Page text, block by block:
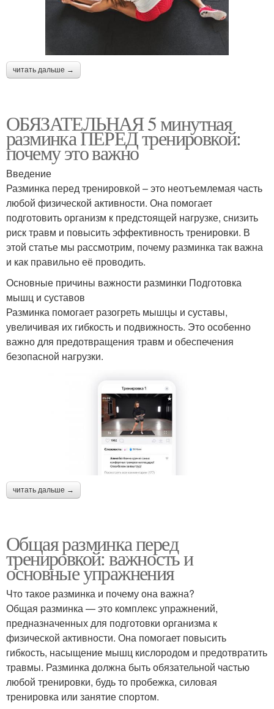
читать дальше →
ОБЯЗАТЕЛЬНАЯ 5 минутная
разминка ПЕРЕД тренировкой:
почему это важно
Введение
Разминка перед тренировкой – это неотъемлемая часть
любой физической активности. Она помогает
подготовить организм к предстоящей нагрузке, снизить
риск травм и повысить эффективность тренировки. В
этой статье мы рассмотрим, почему разминка так важна
и как правильно её проводить.
Основные причины важности разминки Подготовка
мышц и суставов
Разминка помогает разогреть мышцы и суставы,
увеличивая их гибкость и подвижность. Это особенно
важно для предотвращения травм и обеспечения
безопасной нагрузки.
читать дальше →
Общая разминка перед
тренировкой: важность и
основные упражнения
Что такое разминка и почему она важна?
Общая разминка — это комплекс упражнений,
предназначенных для подготовки организма к
физической активности. Она помогает повысить
гибкость, насыщение мышц кислородом и предотвратить
травмы. Разминка должна быть обязательной частью
любой тренировки, будь то пробежка, силовая
тренировка или занятие спортом.